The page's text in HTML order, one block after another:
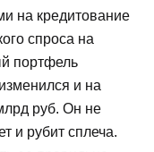
на кредитование
спроса на
портфель
и на
руб. Он не
и рубит сплеча.